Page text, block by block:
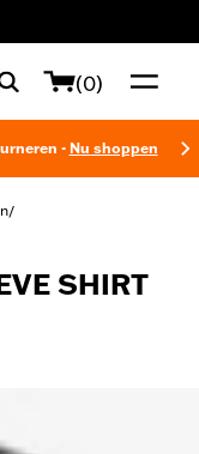
(0)
- Nu shoppen
/
SHIRT